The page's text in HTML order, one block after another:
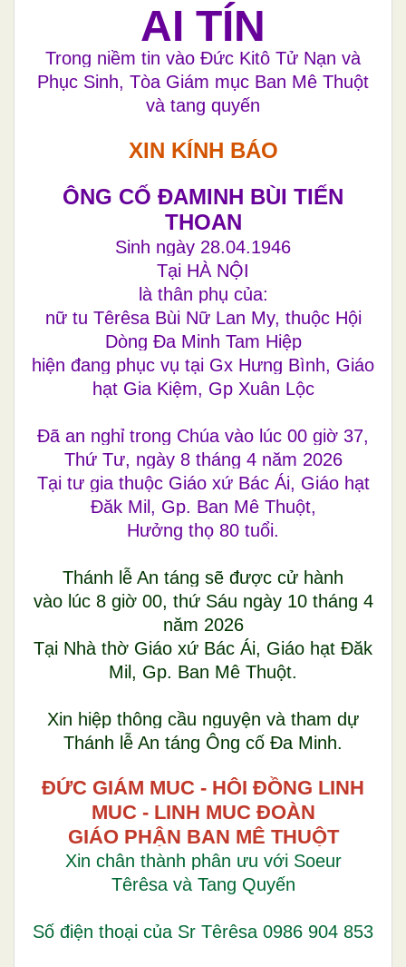
AI TÍN
Trong niềm tin vào Đức Kitô Tử Nạn và
Phục Sinh, Tòa Giám mục Ban Mê Thuột
và tang quyến
XIN KÍNH BÁO
ÔNG CỐ ĐAMINH BÙI TIẾN
THOAN
Sinh ngày 28.04.1946
Tại HÀ NỘI
là thân phụ của:
nữ tu Têrêsa Bùi Nữ Lan My, thuộc Hội
Dòng Đa Minh Tam Hiệp
hiện đang phục vụ tại Gx Hưng Bình, Giáo
hạt Gia Kiệm, Gp Xuân Lộc
Đã an nghỉ trong Chúa vào lúc 00 giờ 37,
Thứ Tư, ngày 8 tháng 4 năm 2026
Tại tư gia thuộc Giáo xứ Bác Ái, Giáo hạt
Đăk Mil, Gp. Ban Mê Thuột,
Hưởng thọ 80 tuổi.
Thánh lễ An táng sẽ được cử hành
vào lúc 8 giờ 00, thứ Sáu ngày 10 tháng 4
năm 2026
Tại Nhà thờ Giáo xứ Bác Ái, Giáo hạt Đăk
Mil, Gp. Ban Mê Thuột.
Xin hiệp thông cầu nguyện và tham dự
Thánh lễ An táng Ông cố Đa Minh.
ĐỨC GIÁM MỤC - HỘI ĐỒNG LINH
MỤC - LINH MỤC ĐOÀN
GIÁO PHẬN BAN MÊ THUỘT
Xin chân thành phân ưu với Soeur
Têrêsa và Tang Quyến
Số điện thoại của Sr Têrêsa 0986 904 853